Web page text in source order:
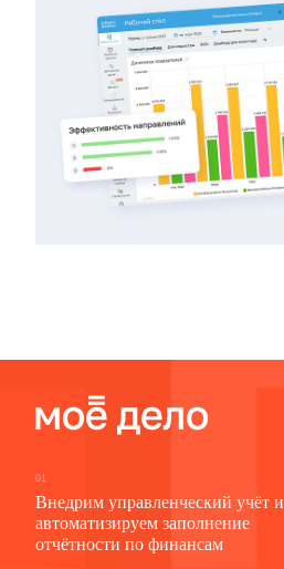
01
Внедрим управленческий учёт и
автоматизируем заполнение
отчётности по финансам